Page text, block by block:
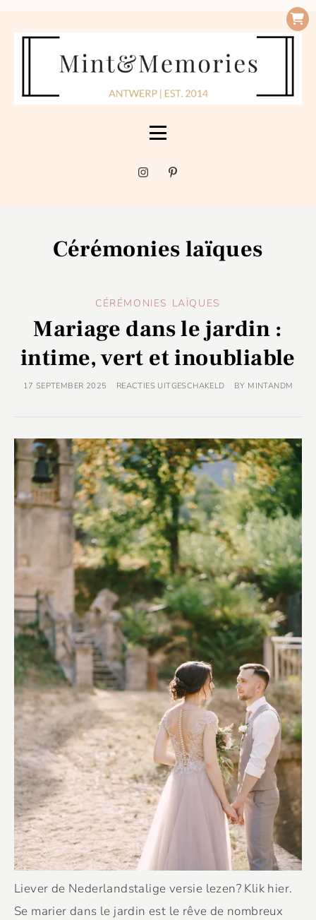
Cérémonies laïques
CÉRÉMONIES LAÏQUES
Mariage dans le jardin :
intime, vert et inoubliable
17 SEPTEMBER 2025 REACTIES UITGESCHAKELD BY MINTANDM
Liever de Nederlandstalige versie lezen? Klik hier.
Se marier dans le jardin est le rêve de nombreux